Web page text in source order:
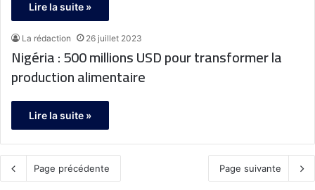
Lire la suite »
La rédaction 26 juillet 2023
Nigéria : 500 millions USD pour transformer la
production alimentaire
Lire la suite »
Page précédente Page suivante